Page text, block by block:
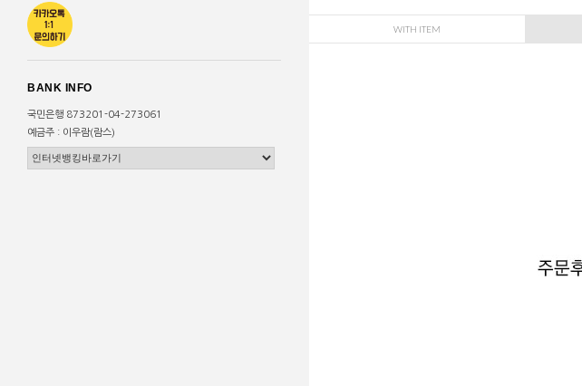
BANK INFO
국민은행 873201-04-273061
예금주 : 이우람(람스)
WITH ITEM